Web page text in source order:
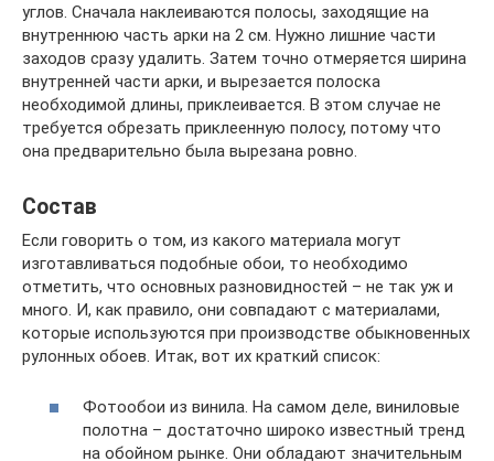
углов. Сначала наклеиваются полосы, заходящие на
внутреннюю часть арки на 2 см. Нужно лишние части
заходов сразу удалить. Затем точно отмеряется ширина
внутренней части арки, и вырезается полоска
необходимой длины, приклеивается. В этом случае не
требуется обрезать приклеенную полосу, потому что
она предварительно была вырезана ровно.
Состав
Если говорить о том, из какого материала могут
изготавливаться подобные обои, то необходимо
отметить, что основных разновидностей – не так уж и
много. И, как правило, они совпадают с материалами,
которые используются при производстве обыкновенных
рулонных обоев. Итак, вот их краткий список:
Фотообои из винила. На самом деле, виниловые
полотна – достаточно широко известный тренд
на обойном рынке. Они обладают значительным